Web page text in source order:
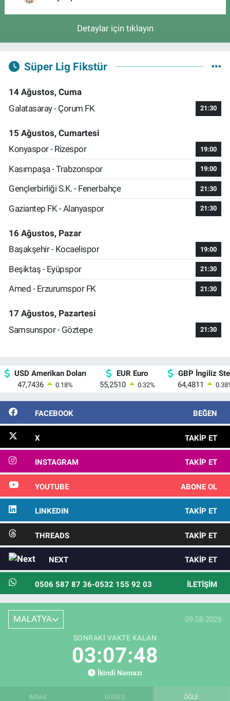
Detaylar için tıklayın
Süper Lig Fikstür
14 Ağustos, Cuma
Galatasaray - Çorum FK
21:30
15 Ağustos, Cumartesi
Konyaspor - Rizespor
19:00
Kasımpaşa - Trabzonspor 19:00
Gençlerbirliği S.K. - Fenerbahçe 21:30
Gaziantep FK - Alanyaspor 21:30
16 Ağustos, Pazar
Başakşehir - Kocaelispor
19:00
Beşiktaş - Eyüpspor 21:30
Amed - Erzurumspor FK 21:30
17 Ağustos, Pazartesi
Samsunspor - Göztepe
21:30
USD Amerikan Doları
47,7436
0.18%
EUR Euro
55,2510
0.32%
GBP İngiliz
64,4811
0.38
FACEBOOK BEĞEN
X TAKIP ET
INSTAGRAM TAKIP ET
YOUTUBE ABONE OL
LINKEDIN TAKIP ET
THREADS TAKIP ET
NEXT TAKIP ET
0506 587 87 36-0532 155 92 03 İLETIŞIM
MALATYA 09.08.2026
SONRAKI VAKTE KALAN
03:07:46
İkindi Namazı
İMSAK GÜNEŞ ÖĞLE